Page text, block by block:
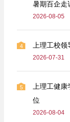
暑期百企走
2026-08-05
4 上理工校
2026-07-31
5
上理工健
位
2026-08-04